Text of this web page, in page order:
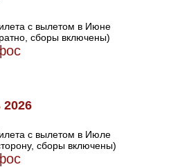
с вылетом в Июне
сборы включены)
с вылетом в Июле
сборы включены)